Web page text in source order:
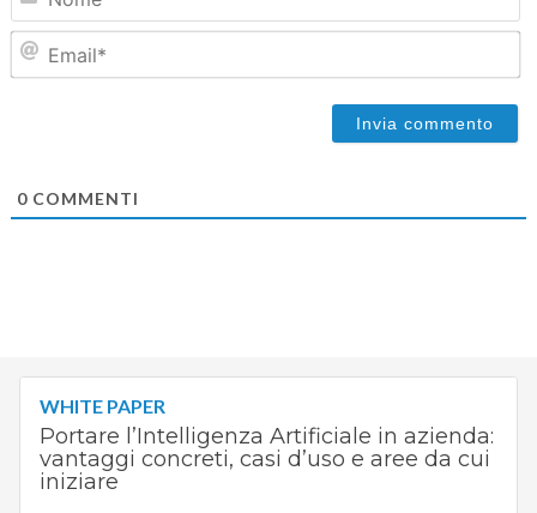
0COMMENTI
WHITE PAPER
Portare l’Intelligenza Artificiale in azienda:
vantaggi concreti, casi d’uso e aree da cui
iniziare